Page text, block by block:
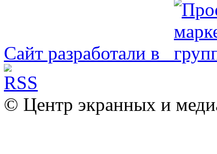
Сайт разработали в
© Центр экранных и